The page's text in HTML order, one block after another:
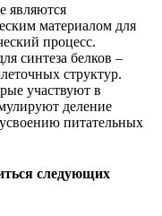
являются
материалом для
процесс.
синтеза белков –
структур.
участвуют в
деление
питательных
следующих